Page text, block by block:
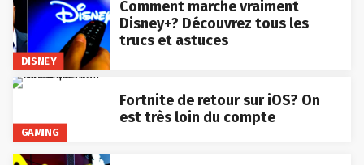
DISNEY
Comment marche vraiment
Disney+? Découvrez tous les
trucs et astuces
GAMING
Fortnite de retour sur iOS? On
est très loin du compte